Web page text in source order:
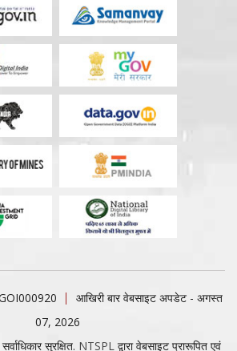
आखिरी बार वेबसाइट अपडेट - अगस्त
07, 2026
सुरक्षित. NTSPL द्वारा वेबसाइट प्रारूपित एवं